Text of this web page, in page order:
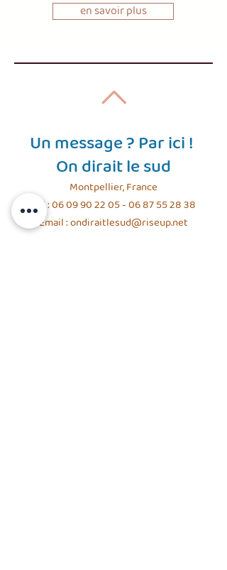
en savoir plus
On dirait le sud
Montpellier, France
Tel :06 09 90 22 05 - 06 87 5528 38
Email :ondiraitlesud@riseup.net
Un message ? Par ici !